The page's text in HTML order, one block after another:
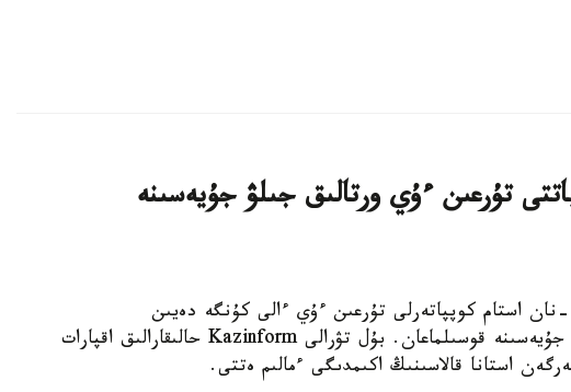
كوپقاباتتى تۇرعىن ءۇي ورتالىق جىلۋ جۇيەسىنە
استانا. KAZINFORM - استانادا 10-نان استام كوپپاتەرلى تۇرعىن ءۇي ءالى كۇنگە دەيىن
ورتالىقتاندىرىلعان جىلۋمەن جابدىقتاۋ جۇيەسىنە قوسىلماعان. بۇل تۋرالى Kazinform حالىقارالىق اقپارات
استانا قالاسىنىڭ اكىمدىگى ءمالىم ەتتى.